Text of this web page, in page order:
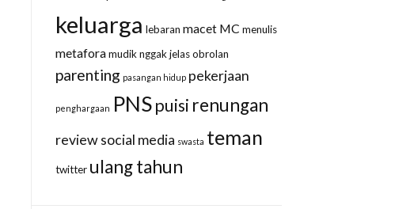
keluarga lebaran macet MC menulis
metafora mudik nggak jelas obrolan
parenting pasangan hidup pekerjaan
penghargaan PNSpuisi renungan
reviewsocial media swasta teman
twitter ulang tahun